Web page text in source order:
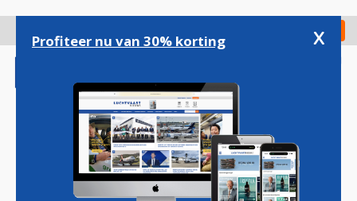
gaan
Check in
Magazine Podcasts Vacatures
Profiteer nu van 30% korting x